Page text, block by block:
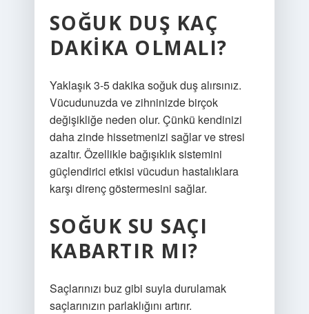
SOĞUK DUŞ KAÇ
DAKIKA OLMALI?
Yaklaşık 3-5 dakika soğuk duş alırsınız.
Vücudunuzda ve zihninizde birçok
değişikliğe neden olur. Çünkü kendinizi
daha zinde hissetmenizi sağlar ve stresi
azaltır. Özellikle bağışıklık sistemini
güçlendirici etkisi vücudun hastalıklara
karşı direnç göstermesini sağlar.
SOĞUK SU SAÇI
KABARTIR MI?
Saçlarınızı buz gibi suyla durulamak
saçlarınızın parlaklığını artırır.